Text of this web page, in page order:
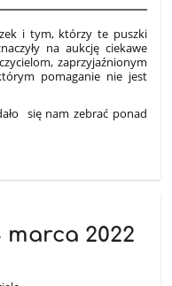
i tym, którzy te puszki
na aukcję ciekawe
zaprzyjaźnionym
pomaganie nie jest
się nam zebrać ponad
marca 2022